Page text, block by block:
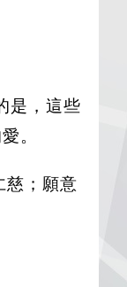
是，這些
。
慈；願意